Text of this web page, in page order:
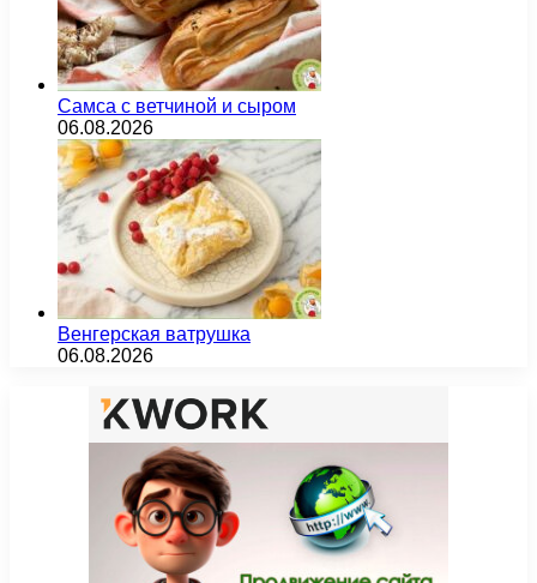
Самса с ветчиной и сыром
06.08.2026
Венгерская ватрушка
06.08.2026